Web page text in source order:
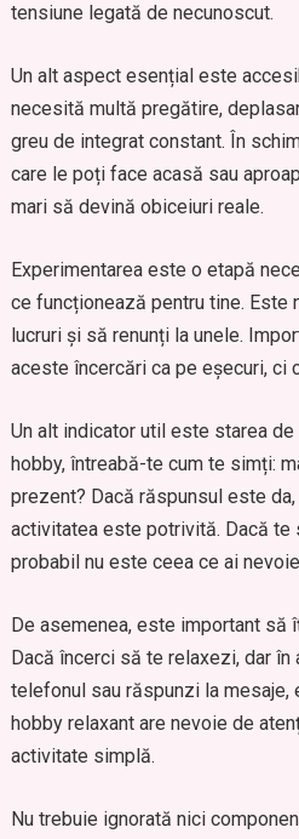
tensiune legată de necunoscut.
Un alt aspect esențial este
necesită multă pregătire,
greu de integrat constant. În
care le poți face acasă sau
mari să devină obiceiuri reale.
Experimentarea este o etapă
ce funcționează pentru tine. Este
lucruri și să renunți la unele.
aceste încercări ca pe eșecuri, ci
Un alt indicator util este starea
hobby, întreabă-te cum te simți:
prezent? Dacă răspunsul este
activitatea este potrivită. Dacă
probabil nu este ceea ce ai
De asemenea, este important
Dacă încerci să te relaxezi, dar
telefonul sau răspunzi la mesaje,
hobby relaxant are nevoie de
activitate simplă.
Nu trebuie ignorată nici